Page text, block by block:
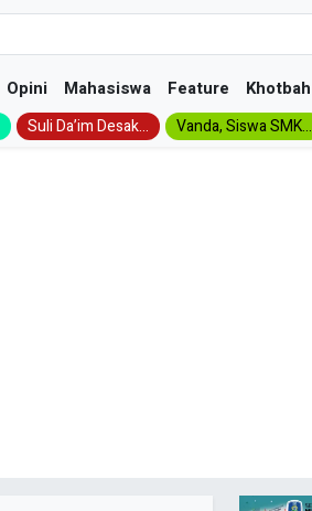
Opini Mahasiswa Feature Khotbah
Suli Da’im Desak... Vanda, Siswa SMK...